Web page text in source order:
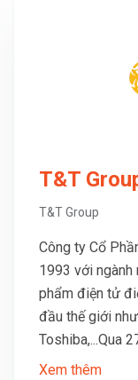
T&T
T&T Group
Công ty Cổ
1993 với ngành
phẩm điện tử
đầu thế giới
Toshiba,...Qua
Xem thêm